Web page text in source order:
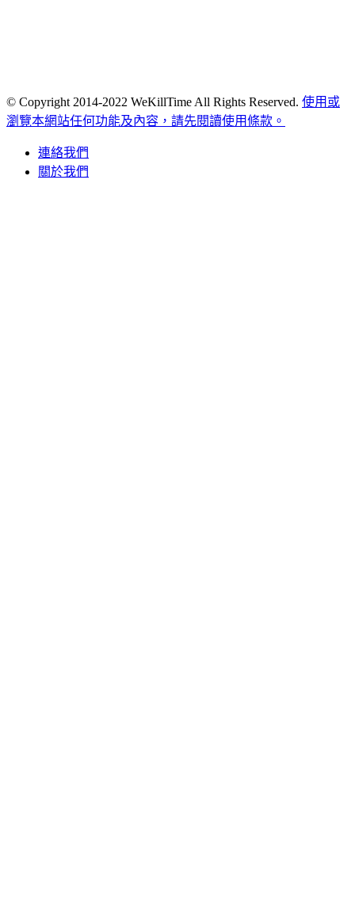
© Copyright 2014-2022 WeKillTime All Rights Reserved. 使用或
瀏覽本網站任何功能及內容，請先閱讀使用條款。
連絡我們
關於我們